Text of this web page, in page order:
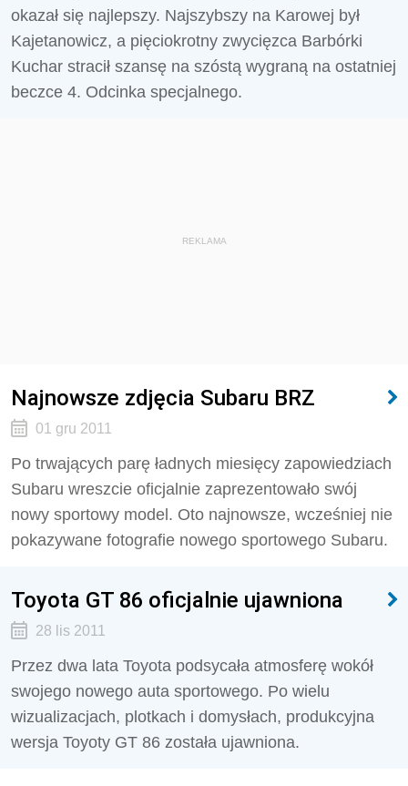
okazał się najlepszy. Najszybszy na Karowej był
Kajetanowicz, a pięciokrotny zwycięzca Barbórki
Kuchar stracił szansę na szóstą wygraną na ostatniej
beczce 4. Odcinka specjalnego.
REKLAMA
Najnowsze zdjęcia Subaru BRZ
01 gru 2011
Po trwających parę ładnych miesięcy zapowiedziach
Subaru wreszcie oficjalnie zaprezentowało swój
nowy sportowy model. Oto najnowsze, wcześniej nie
pokazywane fotografie nowego sportowego Subaru.
Toyota GT 86 oficjalnie ujawniona
28 lis 2011
Przez dwa lata Toyota podsycała atmosferę wokół
swojego nowego auta sportowego. Po wielu
wizualizacjach, plotkach i domysłach, produkcyjna
wersja Toyoty GT 86 została ujawniona.